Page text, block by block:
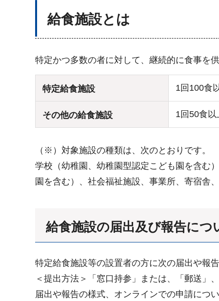
給食施設とは
特定かつ多数の者に対して、継続的に食事を
特定給食施設 1回100食
その他の給食施設 1回50食
（※）対象施設の種類は、次のとおりです。
学校（幼稚園、幼稚園型認定こども園を含む
園を含む）、社会福祉施設、事業所、寄宿舎
給食施設の届出及び報告につ
特定給食施設等の設置者の方に次の届出や報
＜提出方法＞「窓口持参」または、「郵送」
届出や報告の様式、オンラインでの申請につい